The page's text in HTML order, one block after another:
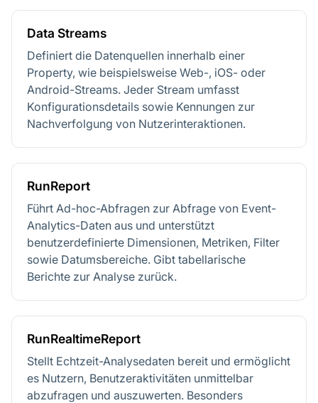
Data Streams
Definiert die Datenquellen innerhalb einer
Property, wie beispielsweise Web-, iOS- oder
Android-Streams. Jeder Stream umfasst
Konfigurationsdetails sowie Kennungen zur
Nachverfolgung von Nutzerinteraktionen.
RunReport
Führt Ad-hoc-Abfragen zur Abfrage von Event-
Analytics-Daten aus und unterstützt
benutzerdefinierte Dimensionen, Metriken, Filter
sowie Datumsbereiche. Gibt tabellarische
Berichte zur Analyse zurück.
RunRealtimeReport
Stellt Echtzeit-Analysedaten bereit und ermöglicht
es Nutzern, Benutzeraktivitäten unmittelbar
abzufragen und auszuwerten. Besonders